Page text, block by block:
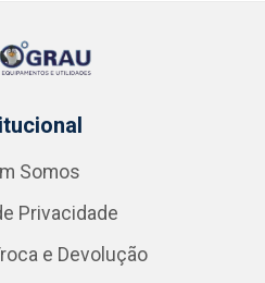
Somos
Privacidade
e Devolução